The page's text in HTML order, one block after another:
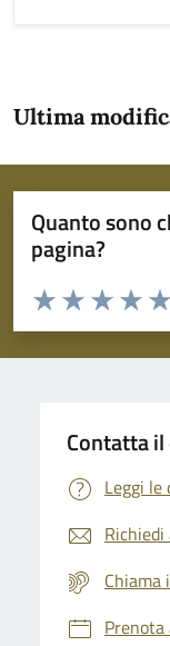
Ultima
Quanto sono
pagina?
Domanda
Valuta da 1 a 5 stelle
Valuta 3
Valuta 2
Valuta 1 stelle su
Contatta
Leggi
Chiama